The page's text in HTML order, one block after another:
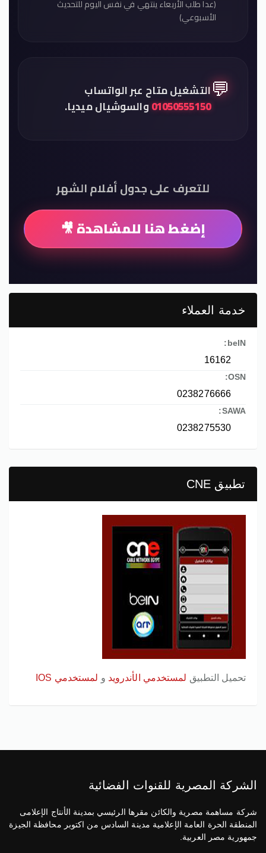
(عدا طلب الأربعاء ينتهي في نفس اليوم للتحديث
الأسبوعي)
💬التشغيل متاح عبر الواتساب
01050555150والسوشيال ميديا.
للتعرف على جدول أفلام الشهر
إضغط هنا للمشاهدة 🎥
خدمة العملاء
beIN:
16162
OSN:
0238276666
SAWA:
0238275530
تطبيق CNE
تحميل التطبيق لمستخدمي الأندرويد و لمستخدمي IOS
الشركة المصرية للقنوات الفضائية
شركة مساهمة مصرية والكائن مقرها الرئيسي بمدينة الأنتاج الإعلامى
المنطقة الحرة العامة الإعلامية مدينة السادس من اكتوبر محافظة الجيزة
جمهورية مصر العربية.